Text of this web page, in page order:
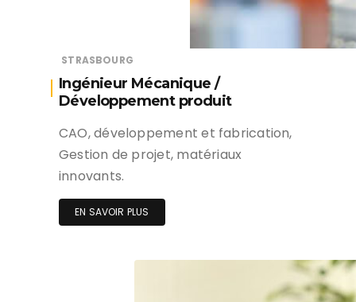
STRASBOURG
Ingénieur Mécanique /
Développement produit
CAO, développement et fabrication,
Gestion de projet, matériaux
innovants.
EN SAVOIR PLUS